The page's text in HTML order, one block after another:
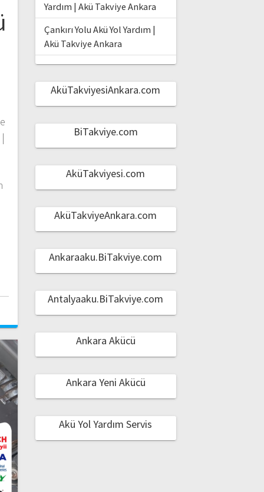
Yardım | Akü Takviye Ankara
Çankırı Yolu Akü Yol Yardım |
Akü Takviye Ankara
AküTakviyesiAnkara.com
BiTakviye.com
AküTakviyesi.com
AküTakviyeAnkara.com
Ankaraaku.BiTakviye.com
Antalyaaku.BiTakviye.com
Ankara Akücü
Ankara Yeni Akücü
Akü Yol Yardım Servis